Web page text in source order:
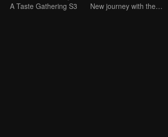
A Taste Gathering S3
New journey with the queen and concubines